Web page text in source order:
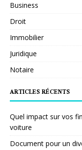
Business
Droit
Immobilier
Juridique
Notaire
ARTICLES RÉCENTS
Quel impact sur vos
voiture
Document pour un